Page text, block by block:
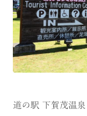
道の駅 下賀茂温